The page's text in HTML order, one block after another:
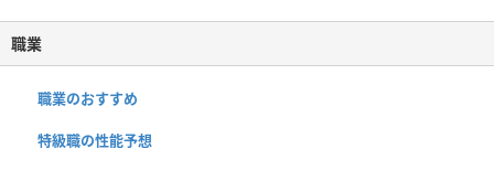
職業
職業のおすすめ
特級職の性能予想